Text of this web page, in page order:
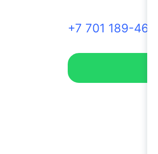
+7 701 189-46-